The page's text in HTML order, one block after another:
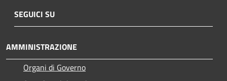
SEGUICI SU
AMMINISTRAZIONE
Organi di Governo